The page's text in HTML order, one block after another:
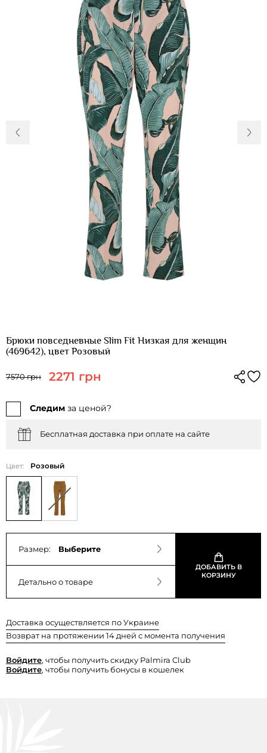
О нас
Доставка и
оплата
Новости
Возвращение
и обмен
Откуда о
магазине
Вопросы и
ответы
Контакты
Palmira Club
Уход
+38(050)4840005
Брюки повседневные Slim Fit Низкая для женщин
(469642), цвет Розовый
7570 грн 2271 грн
Следим за ценой?
Бесплатная доставка при оплате на сайте
Цвет: Розовый
Размер: Выберите
Детально о товаре
ДОБАВИТЬ В
КОРЗИНУ
Доставка осуществляется по Украине
Возврат на протяжении 14 дней с момента получения
Войдите, чтобы получить скидку Palmira Club
Войдите, чтобы получить бонусы в кошелек